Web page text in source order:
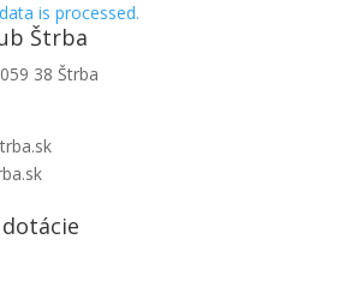
is processed.
Štrba
38 Štrba